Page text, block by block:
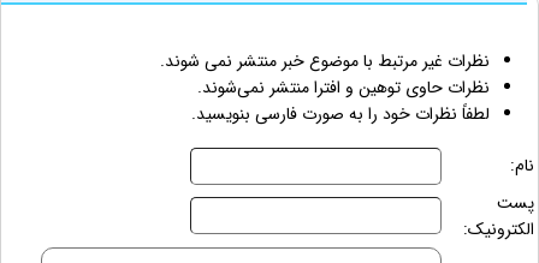
نظرات غیر مرتبط با موضوع خبر منتشر نمی شوند.
نظرات حاوی توهین و افترا منتشر نمی‌شوند.
لطفاً نظرات خود را به صورت فارسی بنویسید.
نام:
پست
الکترونیک: